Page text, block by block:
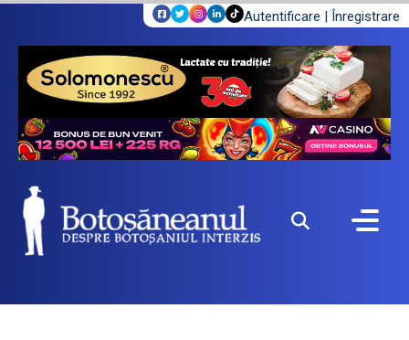
Autentificare | Înregistrare